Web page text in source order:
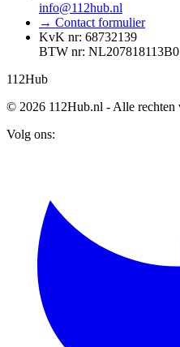
info@112hub.nl
→ Contact formulier
KvK nr: 68732139
BTW nr:
112Hub
© 2026 112Hub.nl - Alle rechten
Volg ons: